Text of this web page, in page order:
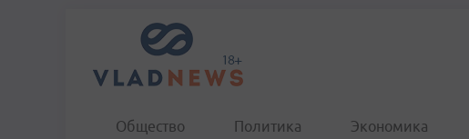
Общество Политика Экономика